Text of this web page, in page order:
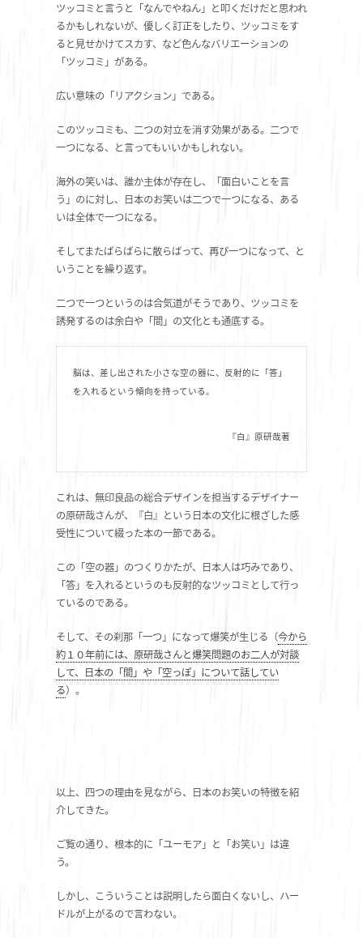
ツッコミと言うと「なんでやねん」と叩くだけだと思われ
るかもしれないが、優しく訂正をしたり、ツッコミをす
ると見せかけてスカす、など色んなバリエーションの
「ツッコミ」がある。
広い意味の「リアクション」である。
このツッコミも、二つの対立を消す効果がある。二つで
一つになる、と言ってもいいかもしれない。
海外の笑いは、誰か主体が存在し、「面白いことを言
う」のに対し、日本のお笑いは二つで一つになる、ある
いは全体で一つになる。
そしてまたばらばらに散らばって、再び一つになって、と
いうことを繰り返す。
二つで一つというのは合気道がそうであり、ツッコミを
誘発するのは余白や「間」の文化とも通底する。
脳は、差し出された小さな空の器に、反射的に「答」
を入れるという傾向を持っている。
『白』原研哉著
これは、無印良品の総合デザインを担当するデザイナー
の原研哉さんが、『白』という日本の文化に根ざした感
受性について綴った本の一節である。
この「空の器」のつくりかたが、日本人は巧みであり、
「答」を入れるというのも反射的なツッコミとして行っ
ているのである。
そして、その刹那「一つ」になって爆笑が生じる（今から
約１０年前には、原研哉さんと爆笑問題のお二人が対談
して、日本の「間」や「空っぽ」について話してい
る）。
以上、四つの理由を見ながら、日本のお笑いの特徴を紹
介してきた。
ご覧の通り、根本的に「ユーモア」と「お笑い」は違
う。
しかし、こういうことは説明したら面白くないし、ハー
ドルが上がるので言わない。